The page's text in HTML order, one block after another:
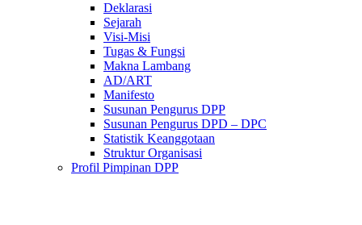
Deklarasi
Sejarah
Visi-Misi
Tugas & Fungsi
Makna Lambang
AD/ART
Manifesto
Susunan Pengurus DPP
Susunan Pengurus DPD – DPC​
Statistik Keanggotaan
Struktur Organisasi
Profil Pimpinan DPP